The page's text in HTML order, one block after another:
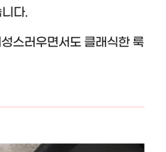
다.
스러우면서도 클래식한 룩